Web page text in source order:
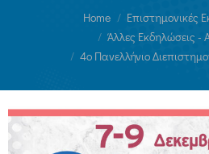
You are here:Home
Επιστημονικές
Άλλες Εκδηλώσεις -
4ο Πανελλήνιο